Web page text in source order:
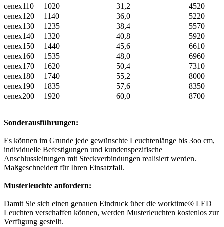
cenex110
1020 31,2
4520
cenex120
1140 36,0
5220
cenex130
1235 38,4
5570
cenex140
1320 40,8
5920
cenex150
1440 45,6
6610
cenex160
1535 48,0
6960
cenex170
1620 50,4
7310
cenex180
1740 55,2
8000
cenex190
1835 57,6
8350
cenex200
1920 60,0 8700
Sonderausführungen:
Es können im Grunde jede gewünschte Leuchtenlänge bis 3oo cm,
individuelle Befestigungen und kundenspezifische
Anschlussleitungen mit Steckverbindungen realisiert werden.
Maßgeschneidert für Ihren Einsatzfall.
Musterleuchte anfordern:
Damit Sie sich einen genauen Eindruck über die worktime® LED
Leuchten verschaffen können, werden Musterleuchten kostenlos zur
Verfügung gestellt.